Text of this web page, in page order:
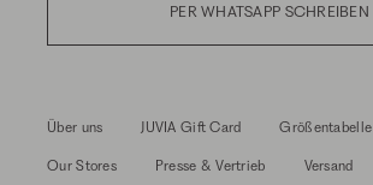
PER WHATSAPP SCHREIBEN
Über uns JUVIA Gift Card Größentabelle
Our Stores Presse & Vertrieb Versand